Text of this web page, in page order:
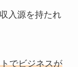
入源を持たれ
でビジネスが